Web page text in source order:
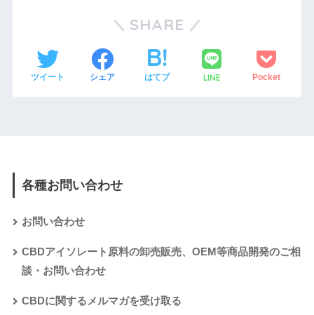
SHARE
ツイート シェア はてブ LINE Pocket
各種お問い合わせ
お問い合わせ
CBDアイソレート原料の卸売販売、OEM等商品開発のご相
談・お問い合わせ
CBDに関するメルマガを受け取る